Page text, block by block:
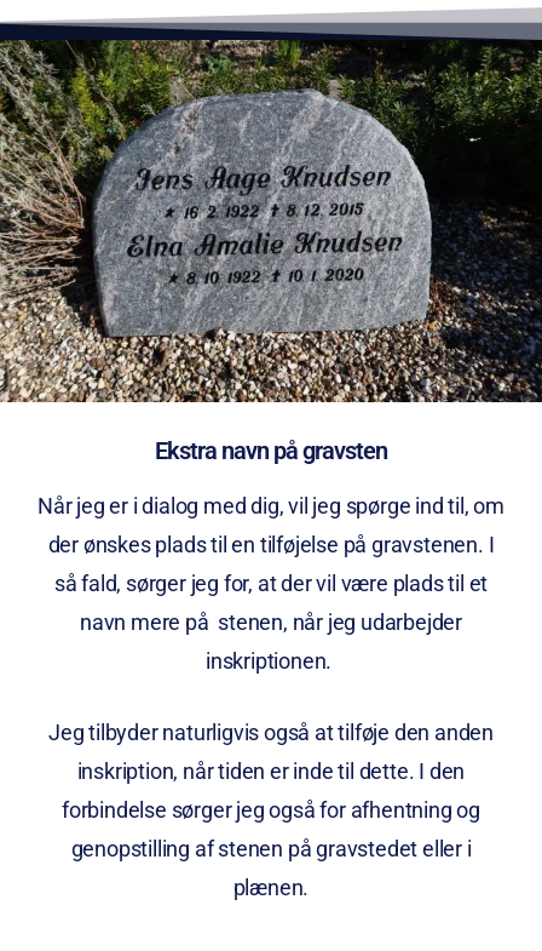
Ekstra navn på gravsten
Når jeg er i dialog med dig, vil jeg spørge ind til, om
der ønskes plads til en tilføjelse på gravstenen. I
så fald, sørger jeg for, at der vil være plads til et
navn mere på stenen, når jeg udarbejder
inskriptionen.
Jeg tilbyder naturligvis også at tilføje den anden
inskription, når tiden er inde til dette. I den
forbindelse sørger jeg også for afhentning og
genopstilling af stenen på gravstedet eller i
plænen.